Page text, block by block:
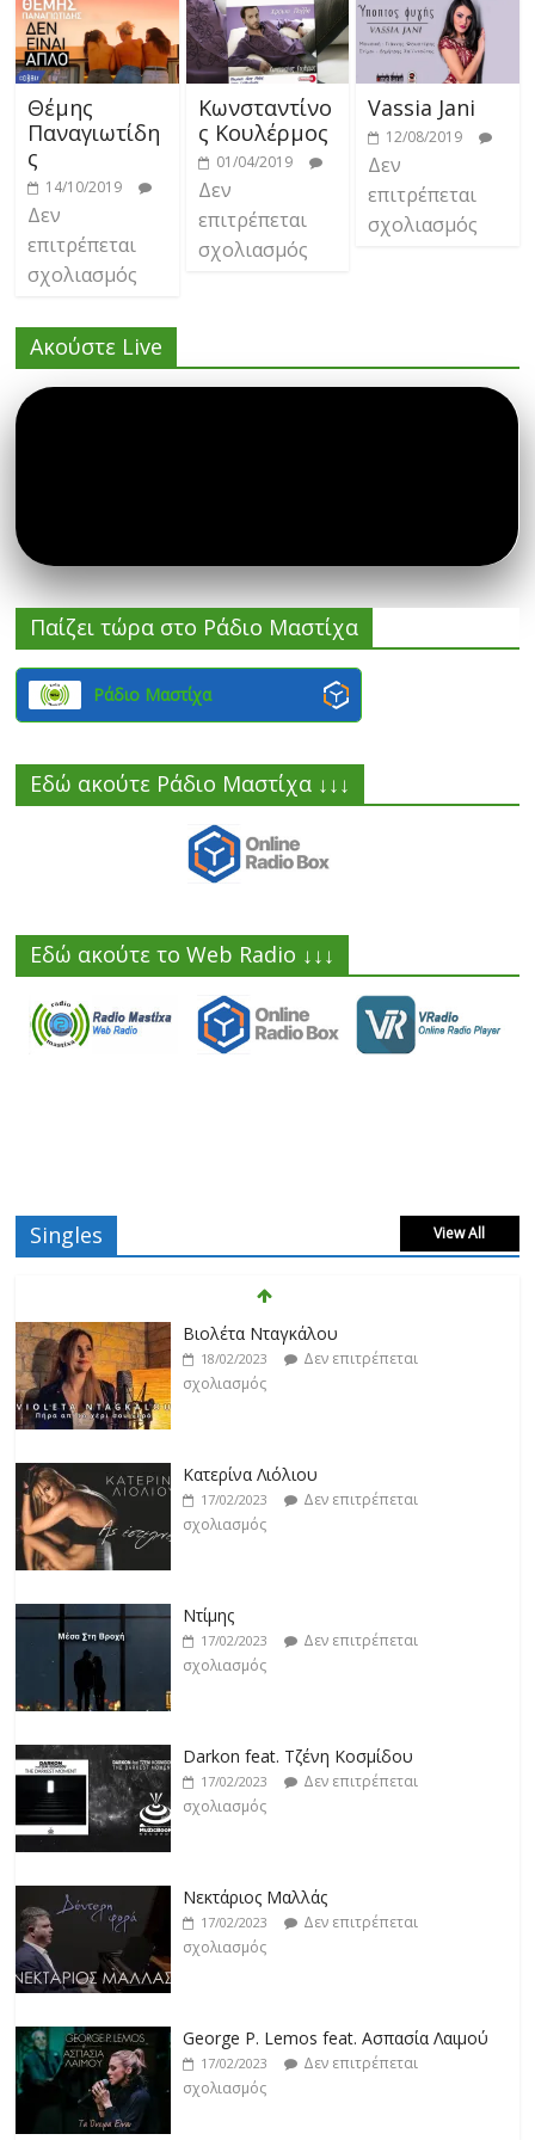
Θέμης
Παναγιωτίδη
ς
14/10/2019
Δεν
επιτρέπεται
σχολιασμός
Κωνσταντίνο
ς Κουλέρμος
01/04/2019
Δεν
επιτρέπεται
σχολιασμός
Vassia Jani
12/08/2019
Δεν
επιτρέπεται
σχολιασμός
Ακούστε Live
Παίζει τώρα στο Ράδιο Μαστίχα
Ράδιο Μαστίχα
Εδώ ακούτε Ράδιο Μαστίχα ↓↓↓
Εδώ ακούτε το Web Radio ↓↓↓
Singles View All
Βιολέτα Νταγκάλου
18/02/2023
Δεν επιτρέπεται
σχολιασμός
Κατερίνα Λιόλιου
17/02/2023
Δεν επιτρέπεται
σχολιασμός
Ντίμης
17/02/2023
Δεν επιτρέπεται
σχολιασμός
Darkon feat. Τζένη Κοσμίδου
17/02/2023
Δεν επιτρέπεται
σχολιασμός
Νεκτάριος Μαλλάς
17/02/2023
Δεν επιτρέπεται
σχολιασμός
George P. Lemos feat. Ασπασία Λαιμού
17/02/2023
Δεν επιτρέπεται
σχολιασμός